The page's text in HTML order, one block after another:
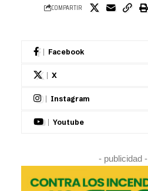
COMPARTIR
Facebook
X
Instagram
Youtube
- publicidad -